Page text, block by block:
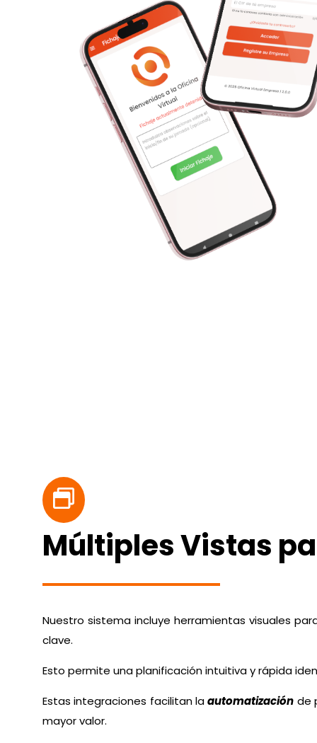
Múltiples Vistas
Nuestro sistema incluye herramientas visuales
clave.
Esto permite una planificación intuitiva y rápida
Estas integraciones facilitan laautomatización de
mayor valor.